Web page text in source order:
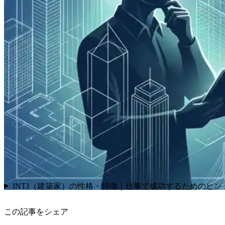
INTJ（建築家）の性格・特徴｜仕事で成功するためのヒン
この記事をシェア